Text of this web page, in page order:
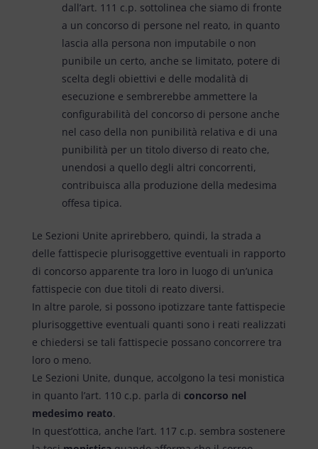
dall’art. 111 c.p. sottolinea che siamo di fronte
a un concorso di persone nel reato, in quanto
lascia alla persona non imputabile o non
punibile un certo, anche se limitato, potere di
scelta degli obiettivi e delle modalità di
esecuzione e sembrerebbe ammettere la
configurabilità del concorso di persone anche
nel caso della non punibilità relativa e di una
punibilità per un titolo diverso di reato che,
unendosi a quello degli altri concorrenti,
contribuisca alla produzione della medesima
offesa tipica.
Le Sezioni Unite aprirebbero, quindi, la strada a
delle fattispecie plurisoggettive eventuali in rapporto
di concorso apparente tra loro in luogo di un’unica
fattispecie con due titoli di reato diversi.
In altre parole, si possono ipotizzare tante fattispecie
plurisoggettive eventuali quanti sono i reati realizzati
e chiedersi se tali fattispecie possano concorrere tra
loro o meno.
Le Sezioni Unite, dunque, accolgono la tesi monistica
in quanto l’art. 110 c.p. parla di concorso nel
medesimo reato.
In quest’ottica, anche l’art. 117 c.p. sembra sostenere